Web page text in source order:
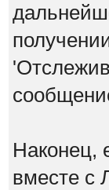
Наконец,
вместе с